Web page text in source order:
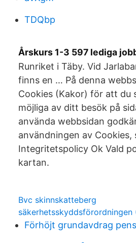
TDQbp
Årskurs 1-3 597 lediga
Runriket i Täby. Vid
finns en … På denna
Cookies (Kakor) för att du
möjliga av ditt besök på
använda webbsidan
användningen av Cookies,
Integritetspolicy Ok Vald
kartan.
Bvc skinnskatteberg
säkerhetsskyddsförordningen
Förhöjt grundavdrag